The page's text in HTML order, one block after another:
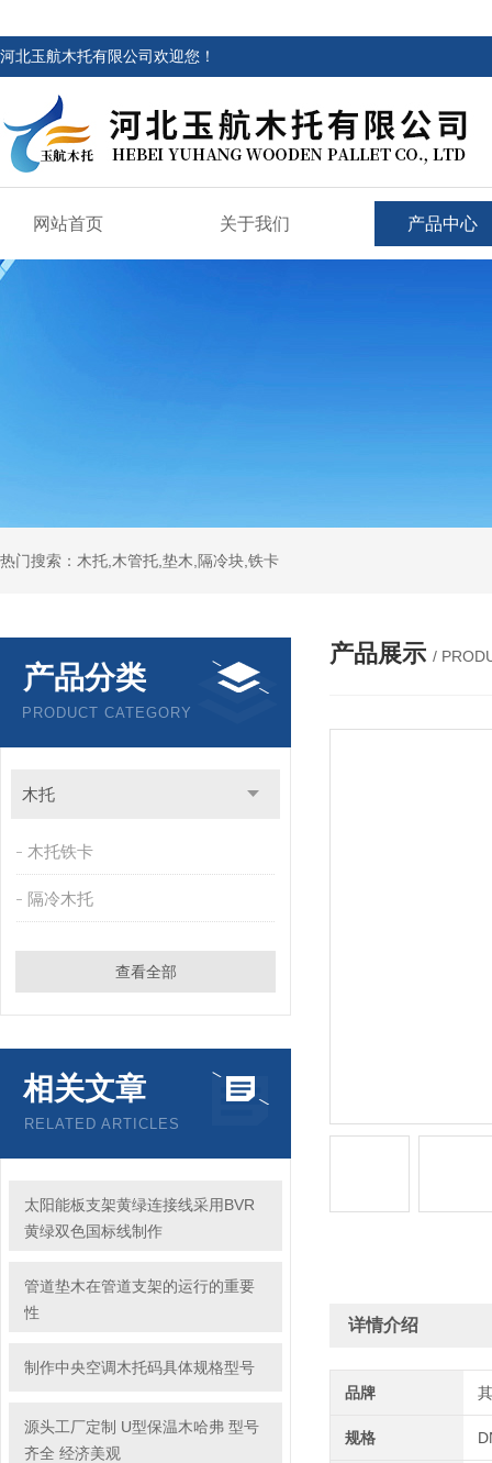
河北玉航木托有限公司欢迎您！
网站首页 关于我们 产品中心
热门搜索：木托,木管托,垫木,隔冷块,铁卡
产品分类
PRODUCT CATEGORY
木托
木托铁卡
隔冷木托
查看全部
相关文章
RELATED ARTICLES
太阳能板支架黄绿连接线采用BVR
黄绿双色国标线制作
管道垫木在管道支架的运行的重要
性
制作中央空调木托码具体规格型号
源头工厂定制 U型保温木哈弗 型号
齐全 经济美观
产品展示 /
详情介绍
品牌
规格